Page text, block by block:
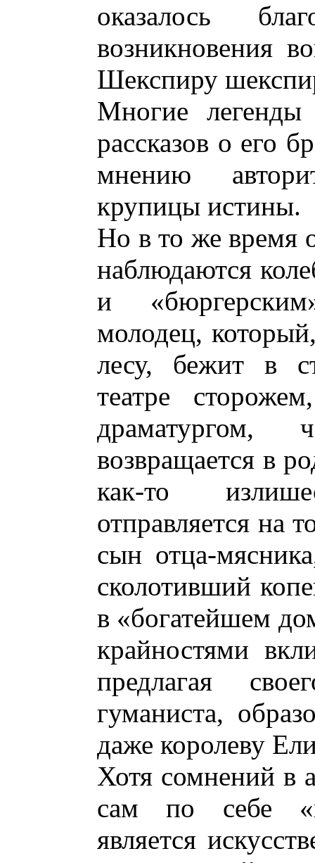
оказалось
возникновения
Шекспиру
Многие
рассказов о его
мнению
крупицы истины.
Но в то же время
наблюдаются
и
молодец,
лесу, бежит в
театре
драматургом,
возвращается в
как-то
отправляется на
сын отца-
сколотивший
в «богатейшем
крайностями
предлагая
гуманиста,
даже королеву
Хотя сомнений в
сам по себе
является